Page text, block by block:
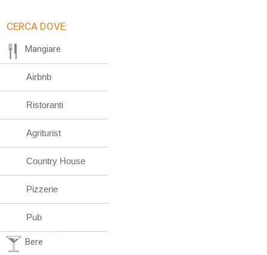
CERCA DOVE:
Mangiare
Airbnb
Ristoranti
Agriturist
Country House
Pizzerie
Pub
Bere